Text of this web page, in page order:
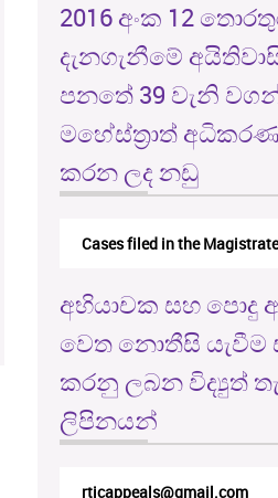
2016 අංක 12
දැනගැනීමේ
පනතේ 39 වැනි
මහේස්ත්‍රාත්
කරන ලද නඩු
Cases filed in the
අභියාචක සහ පොදු
වෙත නොතීසි යැවීම
කරනු ලබන විද්‍යුත්
ලිපිනයන්
rticappeals@gmail.com